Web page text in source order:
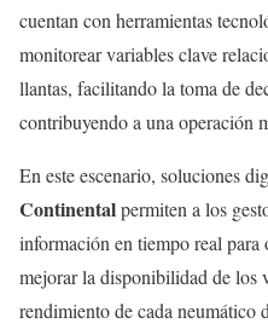
cuentan con herramientas
monitorear variables clave
llantas, facilitando la toma de
contribuyendo a una operación
En este escenario, soluciones
Continentalpermiten a los
información en tiempo real
mejorar la disponibilidad de los
rendimiento de cada neumático